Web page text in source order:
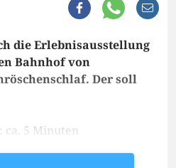
die Erlebnisausstellung
Bahnhof von
Der soll
ca. 5 Minuten